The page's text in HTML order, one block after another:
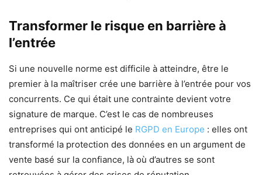
Transformer le risque en barrière à
l’entrée
Si une nouvelle norme est difficile à atteindre, être le
premier à la maîtriser crée une barrière à l’entrée pour vos
concurrents. Ce qui était une contrainte devient votre
signature de marque. C’est le cas de nombreuses
entreprises qui ont anticipé le RGPD en Europe : elles ont
transformé la protection des données en un argument de
vente basé sur la confiance, là où d’autres se sont